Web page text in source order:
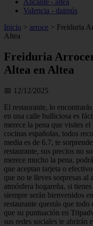
Alicante - altea
Valencia - daimús
Inicio > arroce > Freiduria
Altea
Freiduria
Altea en Altea
📅 12/12/2025
El restaurante, lo
en una calle bulliciosa es
merece la pena que visites
cocinas españolas, todos
media es de 6.7, te
restaurante, sus precios no
merece mucho la pena,
que aceptan tarjeta o
que no te lleves sorpresas al
atmósfera hogareña, si
siempre serán bienvenidos
restaurante querrás que
que su puntuación en
sus redes sociales te abrirán